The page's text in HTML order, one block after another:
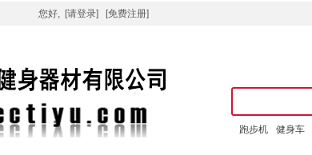
您好, [请登录] [免费注册]
跑步机 健身车